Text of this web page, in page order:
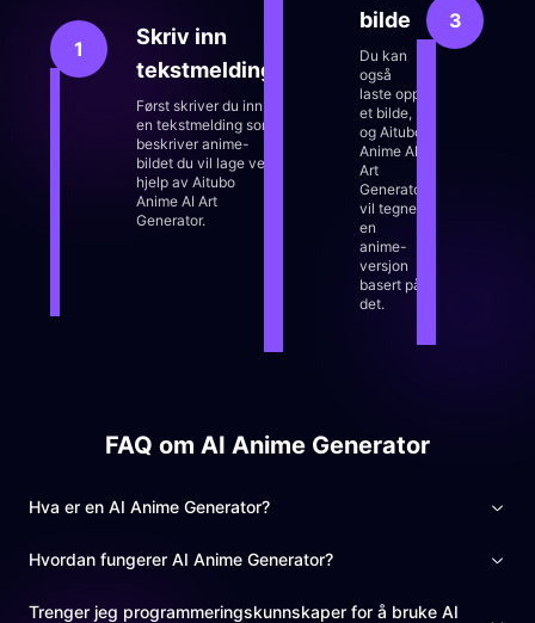
1
Skriv inn
tekstmelding
Først skriver du inn
en tekstmelding som
beskriver anime-
bildet du vil lage ved
hjelp av Aitubo
Anime AI Art
Generator.
bilde
Du kan
også
laste opp
et bilde,
og Aitubo
Anime AI
Art
Generator
vil tegne
en
anime-
versjon
basert på
det.
3
FAQ om AI Anime Generator
Hva er en AI Anime Generator?
Hvordan fungerer AI Anime Generator?
Trenger jeg programmeringskunnskaper for å bruke AI